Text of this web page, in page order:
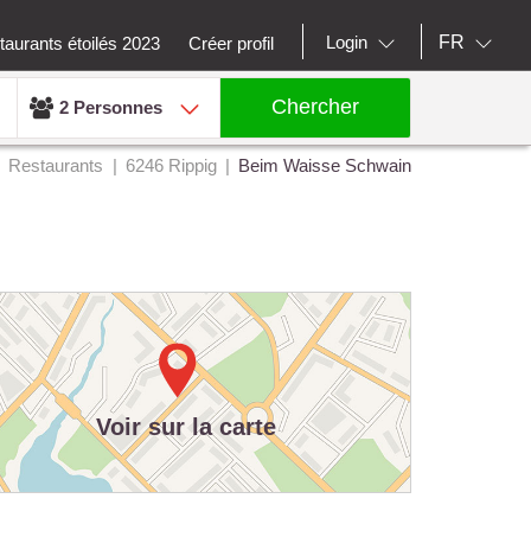
étoilés 2023 Créer profil Login FR
2 Personnes Chercher
Restaurants 6246 Rippig Beim Waisse Schwain
Voir sur la carte